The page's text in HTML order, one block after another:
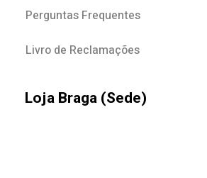
Perguntas Frequentes
Livro de Reclamações
Loja Braga (Sede)